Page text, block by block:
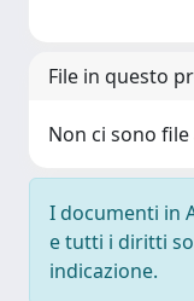
File in questo
Non ci sono
I documenti in
e tutti i diritti
indicazione.